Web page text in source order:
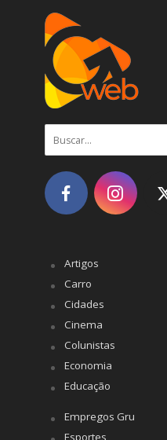
Artigos
Carro
Cidades
Cinema
Colunistas
Economia
Educação
Empregos Gru
Esportes